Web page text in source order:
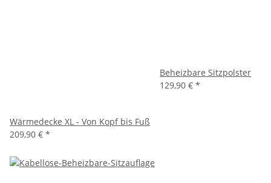
Wärmedecke XL - Von Kopf bis Fuß
209,90 € *
Beheizbare Sitzpolster
129,90 € *